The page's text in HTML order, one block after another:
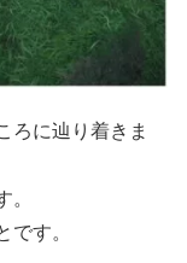
ろに辿り着きま
。
です。